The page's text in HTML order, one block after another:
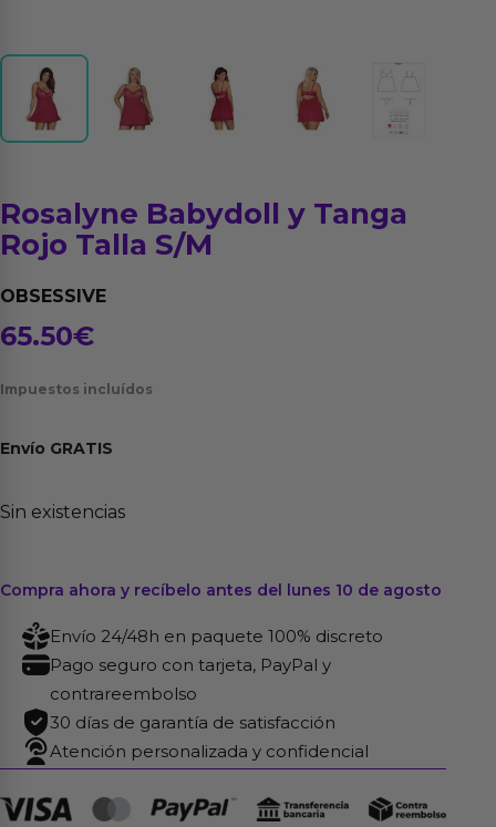
Rosalyne Babydoll y Tanga
Rojo Talla S/M
OBSESSIVE
65.50€
Impuestos incluídos
Envío GRATIS
Sin existencias
Compra ahora y recíbelo antes del lunes 10 de agosto
Envío 24/48h en paquete 100% discreto
Pago seguro con tarjeta, PayPal y
contrareembolso
30 días de garantía de satisfacción
Atención personalizada y confidencial